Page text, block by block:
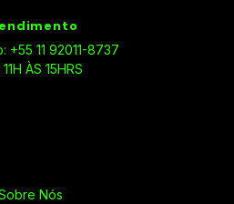
+55 11 92011-8737
ÀS 15HRS
Nós